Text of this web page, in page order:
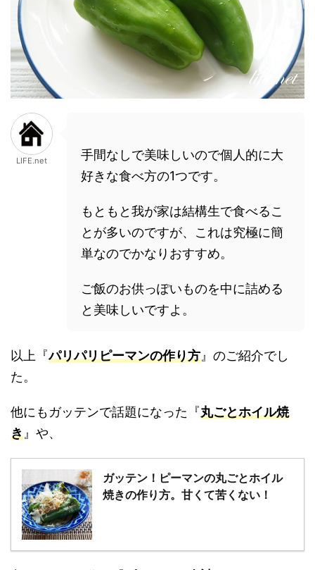
LIFE.net
手間なしで美味しいので個人的に大
好きな食べ方の1つです。
もともと我が家は結構生で食べるこ
とが多いのですが、これは究極に簡
単なのでかなりおすすめ。
ご飯のお供っぽいものを中に詰める
と美味しいですよ。
以上『パリパリピーマンの作り方 』のご紹介でし
た。
他にもガッテンで話題になった『丸ごとホイル焼
き 』や、
ガッテン！ピーマンの丸ごとホイル
焼きの作り方。甘くて苦くない！